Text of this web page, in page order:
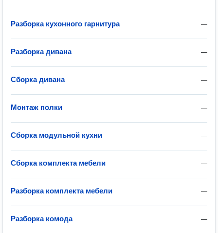
—
Разборка кухонного гарнитура
—
Разборка дивана
—
Сборка дивана
—
Монтаж полки
—
Сборка модульной кухни
—
Сборка комплекта мебели
—
Разборка комплекта мебели
—
Разборка комода